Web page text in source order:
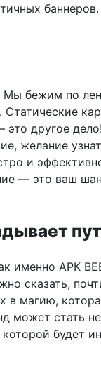
баннеров.
бежим по
другое
желание
и
— это ваш
именно АРК
сказать,
в магию,
может стать
будет